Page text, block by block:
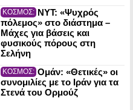
ΚΟΣΜΟΣ: NYT: «Ψυχρός
πόλεμος» στο διάστημα –
Μάχες για βάσεις και
φυσικούς πόρους στη
Σελήνη
ΚΟΣΜΟΣ: Ομάν: «Θετικές» οι
συνομιλίες με το Ιράν για τα
Στενά του Ορμούζ